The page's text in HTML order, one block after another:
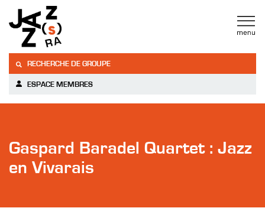
RECHERCHE DE GROUPE
ESPACE MEMBRES
Gaspard Baradel Quartet : Jazz
en Vivarais